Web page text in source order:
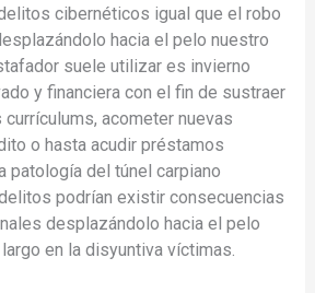
cibernéticos igual que el robo
hacia el pelo nuestro
suele utilizar es invierno
y financiera con el fin de sustraer
acometer nuevas
o hasta acudir préstamos
patologí­a del túnel carpiano
podrían existir consecuencias
desplazándolo hacia el pelo
en la disyuntiva víctimas.